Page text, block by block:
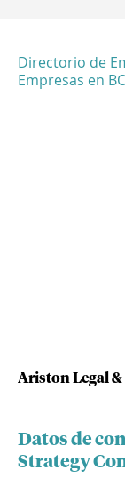
Directorio de
Empresas en
Ariston Legal &
Datos de
Strategy